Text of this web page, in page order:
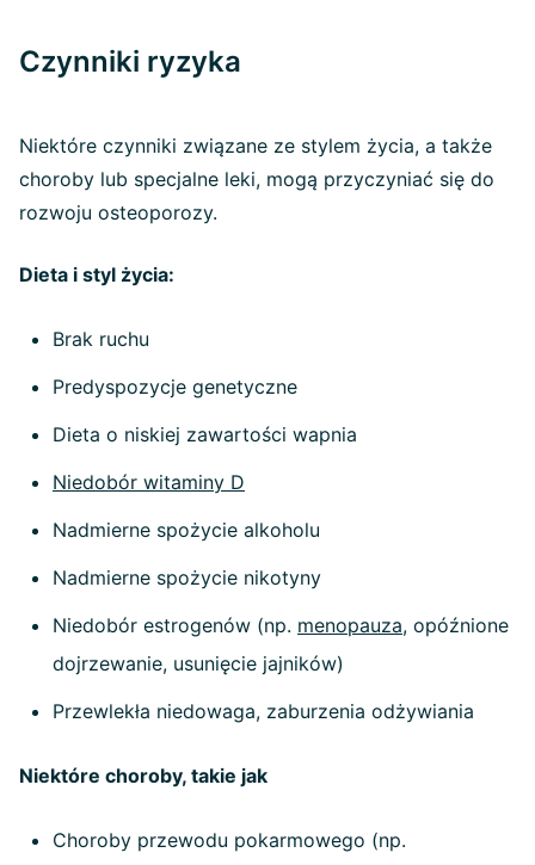
Czynniki ryzyka
Niektóre czynniki związane ze stylem życia, a także
choroby lub specjalne leki, mogą przyczyniać się do
rozwoju osteoporozy.
Dieta i styl życia:
Brak ruchu
Predyspozycje genetyczne
Dieta o niskiej zawartości wapnia
Niedobór witaminy D
Nadmierne spożycie alkoholu
Nadmierne spożycie nikotyny
Niedobór estrogenów (np. menopauza, opóźnione
dojrzewanie, usunięcie jajników)
Przewlekła niedowaga, zaburzenia odżywiania
Niektóre choroby, takie jak
Choroby przewodu pokarmowego (np.